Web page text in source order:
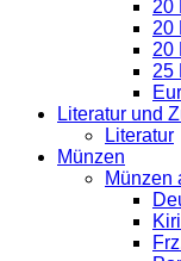
20
20
20
25
Literatur und
Literatur
Münzen
Münzen